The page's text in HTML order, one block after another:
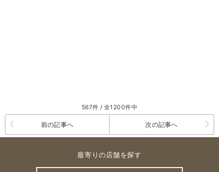
567件 / 全1200件中
前の記事へ 次の記事へ
最寄りの店舗を探す